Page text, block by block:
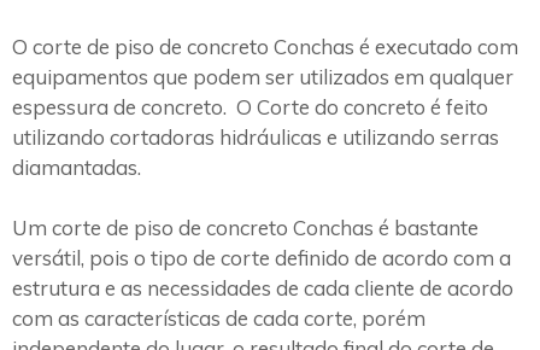
O corte de piso de concreto Conchas é executado com
equipamentos que podem ser utilizados em qualquer
espessura de concreto. O Corte do concreto é feito
utilizando cortadoras hidráulicas e utilizando serras
diamantadas.
Um corte de piso de concreto Conchas é bastante
versátil, pois o tipo de corte definido de acordo com a
estrutura e as necessidades de cada cliente de acordo
com as características de cada corte, porém